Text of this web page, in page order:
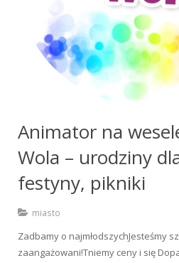
Animator na
Wola – urodziny
festyny, pikniki
miasto
Zadbamy o najmłodszychJesteśmy
zaangażowani!Tniemy ceny i się